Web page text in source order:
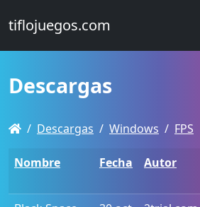
tiflojuegos.com
Descargas
Descargas Windows FPS
Nombre Fecha Autor